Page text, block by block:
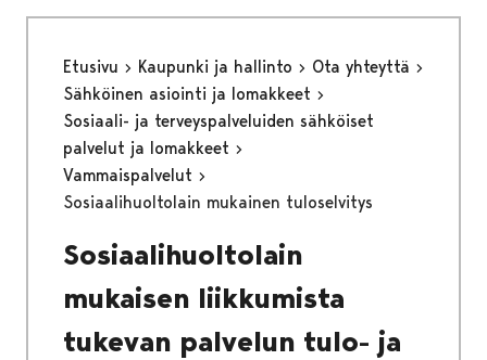
Etusivu Kaupunki ja hallinto
Ota yhteyttä
Sähköinen asiointi ja lomakkeet
Sosiaali- ja terveyspalveluiden sähköiset
palvelut ja lomakkeet
Vammaispalvelut
Sosiaalihuoltolain mukainen tuloselvitys
Sosiaalihuoltolain
mukaisen liikkumista
tukevan palvelun tulo- ja